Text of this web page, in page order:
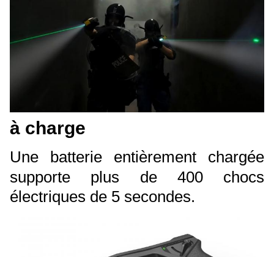
à charge
Une batterie entièrement chargée
supporte plus de 400 chocs
électriques de 5 secondes.